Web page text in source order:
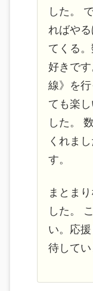
した。
ればや
てくる
好きで
線》を
ても楽
した。
くれま
す。
まとま
した。
い。応
待してい